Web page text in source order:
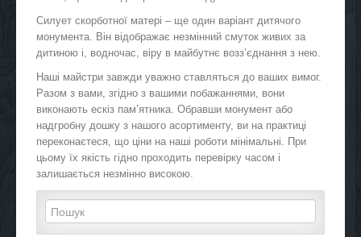
Силует скорботної матері – ще один варіант дитячого
монумента. Він відображає незмінний смуток живих за
дитиною і, водночас, віру в майбутнє возз’єднання з нею.
Наші майстри завжди уважно ставляться до ваших вимог.
Разом з вами, згідно з вашими побажаннями, вони
виконають ескіз пам’ятника. Обравши монумент або
надгробну дошку з нашого асортименту, ви на практиці
переконаєтеся, що ціни на наші роботи мінімальні. При
цьому їх якість гідно проходить перевірку часом і
залишається незмінно високою.